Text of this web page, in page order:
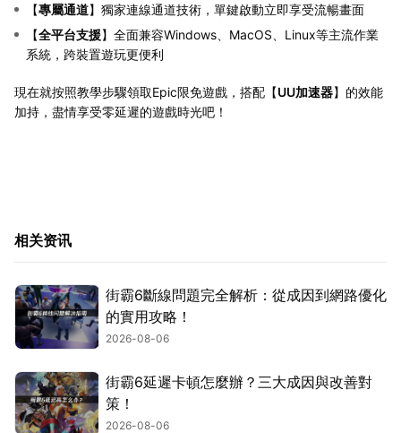
【專屬通道】獨家連線通道技術，單鍵啟動立即享受流暢畫面
【全平台支援】全面兼容Windows、MacOS、Linux等主流作業
系統，跨裝置遊玩更便利
現在就按照教學步驟領取Epic限免遊戲，搭配【UU加速器】的效能
加持，盡情享受零延遲的遊戲時光吧！
相关资讯
街霸6斷線問題完全解析：從成因到網路優化
的實用攻略！
2026-08-06
街霸6延遲卡頓怎麼辦？三大成因與改善對
策！
2026-08-06